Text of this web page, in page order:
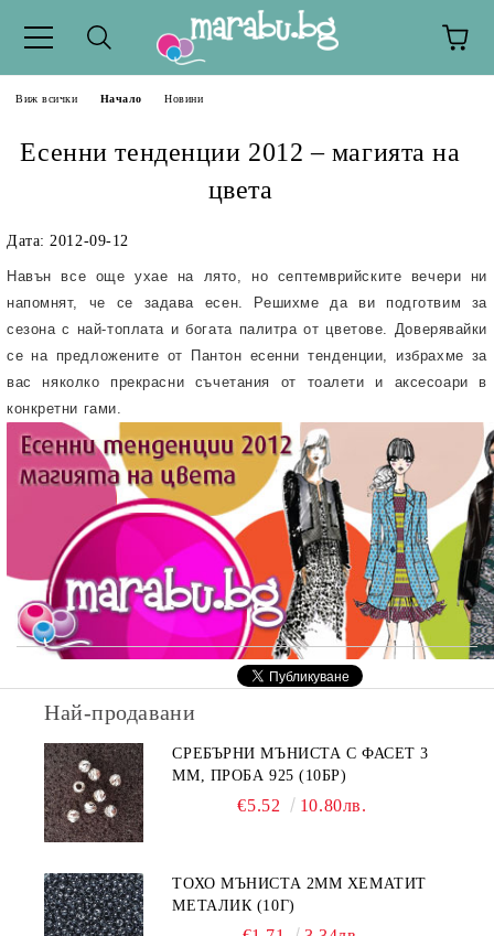
Виж всички Начало Новини
Есенни тенденции 2012 – магията на
цвета
Дата: 2012-09-12
Навън все още ухае на лято, но септемврийските вечери ни
напомнят, че се задава есен. Решихме да ви подготвим за
сезона с най-топлата и богата палитра от цветове. Доверявайки
се на предложените от Пантон есенни тенденции, избрахме за
вас няколко прекрасни съчетания от тоалети и аксесоари в
конкретни гами.
Най-продавани
СРЕБЪРНИ МЪНИСТА С ФАСЕТ 3
ММ, ПРОБА 925 (10БР)
€5.52 10.80лв.
ТОХО МЪНИСТА 2ММ ХЕМАТИТ
МЕТАЛИК (10Г)